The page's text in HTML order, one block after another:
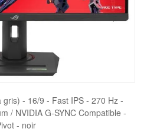
- 16/9 - Fast IPS - 270 Hz -
/ NVIDIA G-SYNC Compatible -
- noir